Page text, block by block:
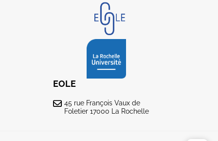
EOLE
45 rue François Vaux de
Foletier 17000 La Rochelle